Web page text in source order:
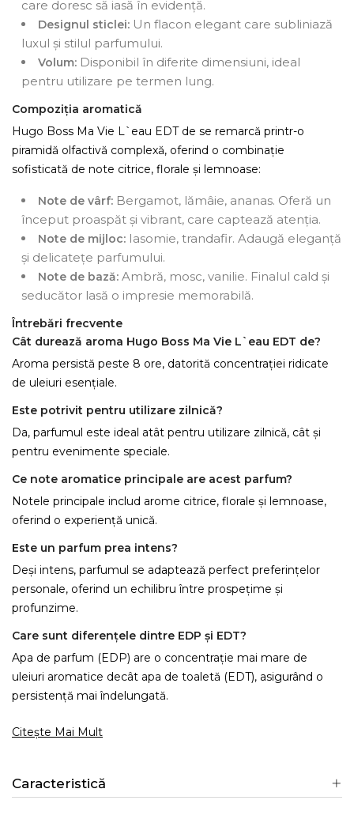
care doresc să iasă în evidență.
Designul sticlei: Un flacon elegant care subliniază
luxul și stilul parfumului.
Volum: Disponibil în diferite dimensiuni, ideal
pentru utilizare pe termen lung.
Compoziția aromatică
Hugo Boss Ma Vie L`eau EDT de se remarcă printr-o
piramidă olfactivă complexă, oferind o combinație
sofisticată de note citrice, florale și lemnoase:
Note de vârf: Bergamot, lămâie, ananas. Oferă un
început proaspăt și vibrant, care captează atenția.
Note de mijloc: Iasomie, trandafir. Adaugă eleganță
și delicatețe parfumului.
Note de bază: Ambră, mosc, vanilie. Finalul cald și
seducător lasă o impresie memorabilă.
Întrebări frecvente
Cât durează aroma Hugo Boss Ma Vie L`eau EDT de?
Aroma persistă peste 8 ore, datorită concentrației ridicate
de uleiuri esențiale.
Este potrivit pentru utilizare zilnică?
Da, parfumul este ideal atât pentru utilizare zilnică, cât și
pentru evenimente speciale.
Ce note aromatice principale are acest parfum?
Notele principale includ arome citrice, florale și lemnoase,
oferind o experiență unică.
Este un parfum prea intens?
Deși intens, parfumul se adaptează perfect preferințelor
personale, oferind un echilibru între prospețime și
profunzime.
Care sunt diferențele dintre EDP și EDT?
Apa de parfum (EDP) are o concentrație mai mare de
uleiuri aromatice decât apa de toaletă (EDT), asigurând o
persistență mai îndelungată.
Citește Mai Mult
Caracteristică